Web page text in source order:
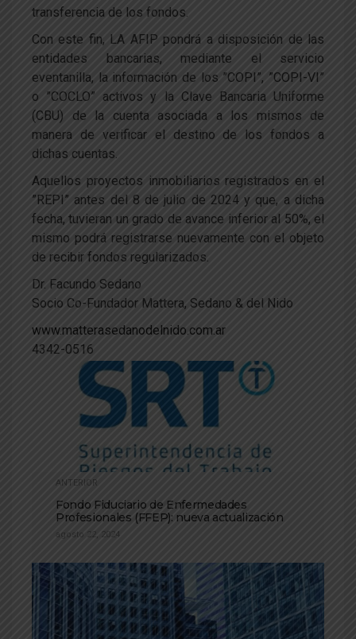
transferencia de los fondos.
Con este fin, LA AFIP pondrá a disposición de las
entidades bancarias, mediante el servicio
eventanilla, la información de los ”COPI”, ”COPI-VI”
o ”COCLO” activos y la Clave Bancaria Uniforme
(CBU) de la cuenta asociada a los mismos de
manera de verificar el destino de los fondos a
dichas cuentas.
Aquellos proyectos inmobiliarios registrados en el
”REPI” antes del 8 de julio de 2024 y que, a dicha
fecha, tuvieran un grado de avance inferior al 50%, el
mismo podrá registrarse nuevamente con el objeto
de recibir fondos regularizados.
Dr. Facundo Sedano
Socio Co-Fundador Mattera, Sedano & del Nido
www.matterasedanodelnido.com.ar
4342-0516
ANTERIOR
Fondo Fiduciario de Enfermedades
Profesionales (FFEP): nueva actualización
agosto 22, 2024